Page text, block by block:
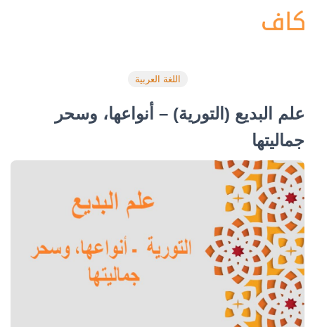
اللغة العربية
علم البديع (التورية) – أنواعها، وسحر
جماليتها